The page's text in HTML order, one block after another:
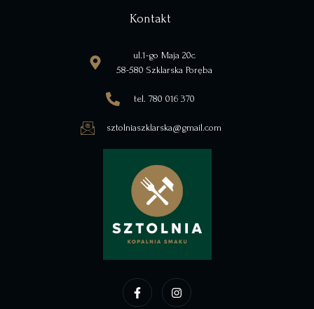
Kontakt
ul.1-go Maja 20c
58-580 Szklarska Poręba
tel. 780 016 370
sztolniaszklarska@gmail.com